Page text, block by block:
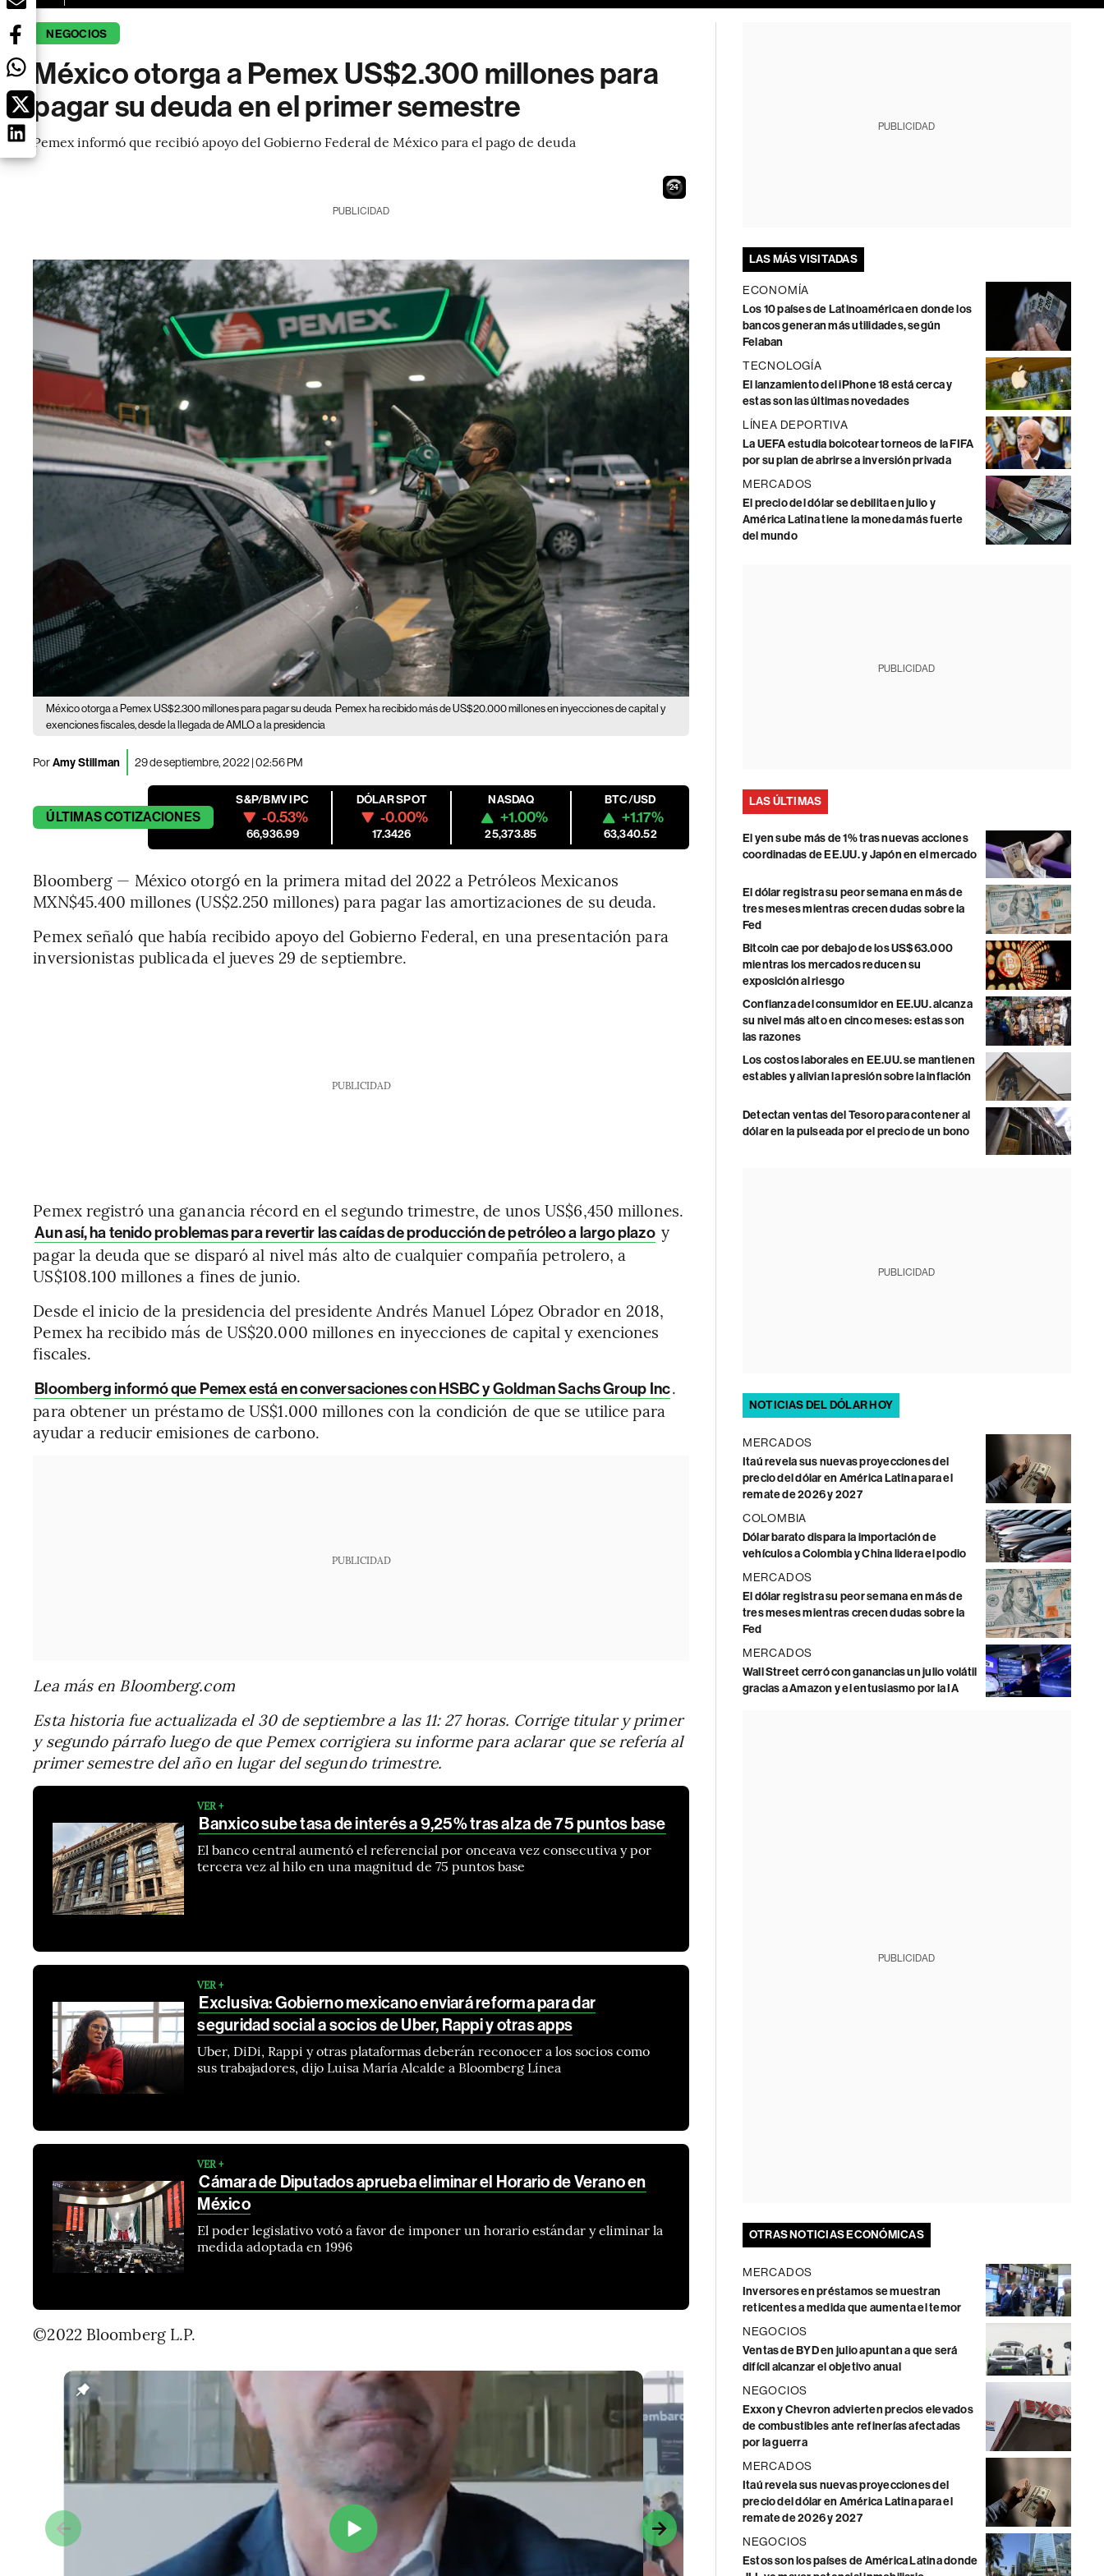
NEGOCIOS
México otorga a Pemex US$2.300 millones para
pagar su deuda en el primer semestre
Pemex informó que recibió apoyo del Gobierno Federal de México para el pago de deuda
23
PUBLICIDAD
México otorga a Pemex US$2.300 millones para pagar su deuda Pemex ha recibido más de US$20.000 millones en inyecciones de capital y
exenciones fiscales, desde la llegada de AMLO a la presidencia
PorAmy Stillman 29 de septiembre, 2022 | 02:56 PM
ÚLTIMASCOTIZACIONES
S&P/BMV IPC
-0.53%
66,936.99
DÓLAR SPOT
-0.00%
17.3426
NASDAQ
+1.00%
25,373.85
BTC/USD
+1.17%
63,340.52
Bloomberg — México otorgó en la primera mitad del 2022 a Petróleos Mexicanos
MXN$45.400 millones (US$2.250 millones) para pagar las amortizaciones de su deuda.
Pemex señaló que había recibido apoyo del Gobierno Federal, en una presentación para
inversionistas publicada el jueves 29 de septiembre.
PUBLICIDAD
Pemex registró una ganancia récord en el segundo trimestre, de unos US$6,450 millones.
Aun así, ha tenido problemas para revertir las caídas de producción de petróleo a largo plazo y
pagar la deuda que se disparó al nivel más alto de cualquier compañía petrolero, a
US$108.100 millones a fines de junio.
Desde el inicio de la presidencia del presidente Andrés Manuel López Obrador en 2018,
Pemex ha recibido más de US$20.000 millones en inyecciones de capital y exenciones
fiscales.
Bloomberg informó que Pemex está en conversaciones con HSBC y Goldman Sachs Group Inc.
para obtener un préstamo de US$1.000 millones con la condición de que se utilice para
ayudar a reducir emisiones de carbono.
PUBLICIDAD
Lea más en Bloomberg.com
Esta historia fue actualizada el 30 de septiembre a las 11: 27 horas. Corrige titular y primer
y segundo párrafo luego de que Pemex corrigiera su informe para aclarar que se refería al
primer semestre del año en lugar del segundo trimestre.
VER +
Banxico sube tasa de interés a 9,25% tras alza de 75 puntos base
El banco central aumentó el referencial por onceava vez consecutiva y por
tercera vez al hilo en una magnitud de 75 puntos base
VER +
Exclusiva: Gobierno mexicano enviará reforma para dar
seguridad social a socios de Uber, Rappi y otras apps
Uber, DiDi, Rappi y otras plataformas deberán reconocer a los socios como
sus trabajadores, dijo Luisa María Alcalde a Bloomberg Línea
VER +
Cámara de Diputados aprueba eliminar el Horario de Verano en
México
El poder legislativo votó a favor de imponer un horario estándar y eliminar la
medida adoptada en 1996
©2022 Bloomberg L.P.
PUBLICIDAD
LAS MÁS VISITADAS
ECONOMÍA
Los 10 países de Latinoamérica en donde los
bancos generan más utilidades, según
Felaban
TECNOLOGÍA
El lanzamiento del iPhone 18 está cerca y
estas son las últimas novedades
LÍNEA DEPORTIVA
La UEFA estudia boicotear torneos de la FIFA
por su plan de abrirse a inversión privada
MERCADOS
El precio del dólar se debilita en julio y
América Latina tiene la moneda más fuerte
del mundo
PUBLICIDAD
LAS ÚLTIMAS
El yen sube más de 1% tras nuevas acciones
coordinadas de EE.UU. y Japón en el mercado
El dólar registra su peor semana en más de
tres meses mientras crecen dudas sobre la
Fed
Bitcoin cae por debajo de los US$63.000
mientras los mercados reducen su
exposición al riesgo
Confianza del consumidor en EE.UU. alcanza
su nivel más alto en cinco meses: estas son
las razones
Los costos laborales en EE.UU. se mantienen
estables y alivian la presión sobre la inflación
Detectan ventas del Tesoro para contener al
dólar en la pulseada por el precio de un bono
PUBLICIDAD
NOTICIAS DEL DÓLAR HOY
MERCADOS
Itaú revela sus nuevas proyecciones del
precio del dólar en América Latina para el
remate de 2026 y 2027
COLOMBIA
Dólar barato dispara la importación de
vehículos a Colombia y China lidera el podio
MERCADOS
El dólar registra su peor semana en más de
tres meses mientras crecen dudas sobre la
Fed
MERCADOS
Wall Street cerró con ganancias un julio volátil
gracias a Amazon y el entusiasmo por la IA
PUBLICIDAD
OTRAS NOTICIAS ECONÓMICAS
MERCADOS
Inversores en préstamos se muestran
reticentes a medida que aumenta el temor
NEGOCIOS
Ventas de BYD en julio apuntan a que será
difícil alcanzar el objetivo anual
NEGOCIOS
Exxon y Chevron advierten precios elevados
de combustibles ante refinerías afectadas
por la guerra
MERCADOS
Itaú revela sus nuevas proyecciones del
precio del dólar en América Latina para el
remate de 2026 y 2027
NEGOCIOS
Estos son los países de América Latina donde